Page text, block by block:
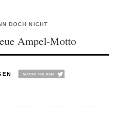
DOCH NICHT
Ampel-Motto